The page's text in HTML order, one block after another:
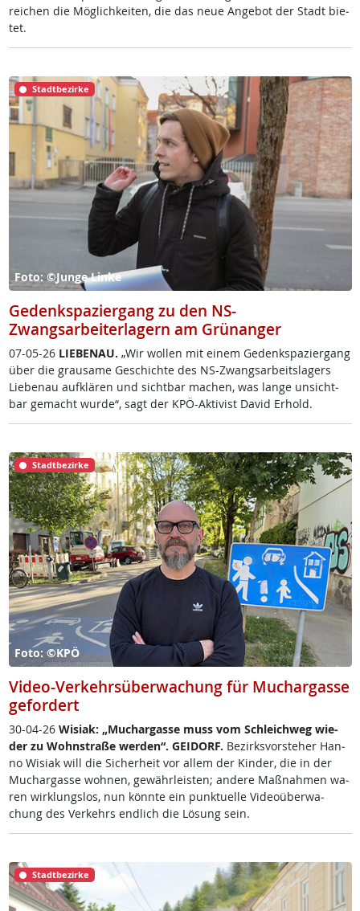
rei­chen die Mög­lich­kei­ten, die das neue An­ge­bot der Stadt bie­
tet.
Stadtbezirke
Foto: ©Junge Linke
Gedenkspaziergang zu den NS-
Zwangsarbeiterlagern am Grünanger
07-05-26 LIE­BENAU. „Wir wol­len mit ei­nem Ge­denk­spa­zier­gang
über die grau­sa­me Ge­schich­te des NS-Zwangs­ar­beits­la­gers
Lie­benau auf­klä­ren und sicht­bar ma­chen, was lan­ge un­sicht­
bar ge­macht wur­de“, sagt der KPÖ-Ak­ti­vist Da­vid Er­hold.
Stadtbezirke
Foto: ©KPÖ
Video-Verkehrsüberwachung für Muchargasse
gefordert
30-04-26 Wi­siak: „Much­ar­gas­se muss vom Sch­leich­weg wie­
der zu Wohn­stra­ße wer­den“. GEI­DORF. Be­zirks­vor­ste­her Han­
no Wi­siak will die Si­cher­heit vor al­lem der Kin­der, die in der
Much­ar­gas­se woh­nen, ge­währ­leis­ten; an­de­re Maß­nah­men wa­
ren wir­k­lungs­los, nun könn­te ein punk­tu­el­le Vi­deo­über­wa­
chung des Ver­kehrs end­lich die Lö­sung sein.
Stadtbezirke